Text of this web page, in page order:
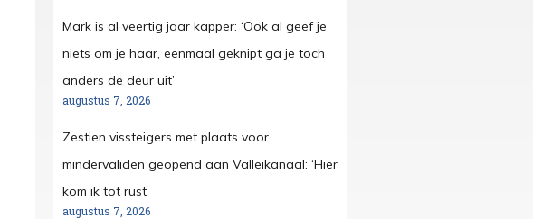
Mark is al veertig jaar kapper: ‘Ook al geef je
niets om je haar, eenmaal geknipt ga je toch
anders de deur uit’
augustus 7, 2026
Zestien vissteigers met plaats voor
mindervaliden geopend aan Valleikanaal: ‘Hier
kom ik tot rust’
augustus 7, 2026